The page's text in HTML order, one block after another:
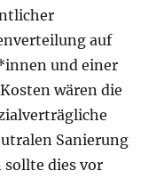
auf
und einer
wären die
Sanierung
sollte dies vor